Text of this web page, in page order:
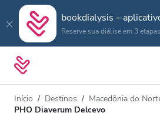
bookdialysis –
Reserve sua diálise em 3 etapas
Início Destinos Macedônia do
PHO Diaverum Delcevo